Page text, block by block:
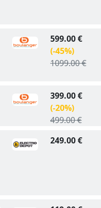
599.00 €
(-45%)
1099.00 €
399.00 €
(-20%)
499.00 €
249.00 €